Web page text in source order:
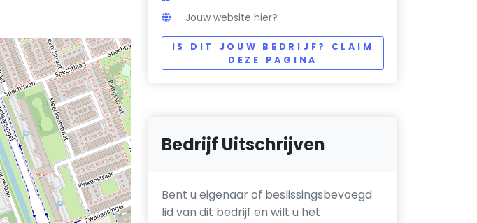
Jouw website hier?
IS DIT JOUW BEDRIJF? CLAIM
DEZE PAGINA
Bedrijf Uitschrijven
Bent u eigenaar of beslissingsbevoegd
lid van dit bedrijf en wilt u het